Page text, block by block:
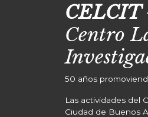
CELCIT
Centro
50 años
Las actividades del
Ciudad de Buenos